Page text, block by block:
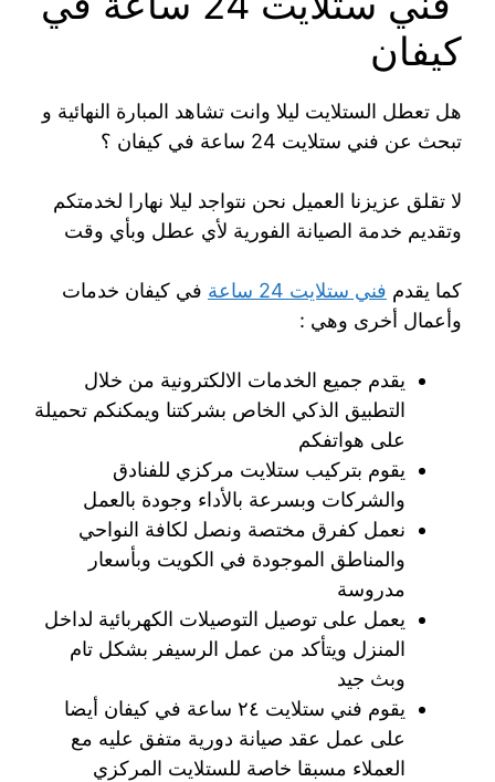
كيفان
هل تعطل الستلايت ليلا وانت تشاهد المبارة النهائية و
تبحث عن فني ستلايت 24 ساعة في كيفان ؟
لا تقلق عزيزنا العميل نحن نتواجد ليلا نهارا لخدمتكم
وتقديم خدمة الصيانة الفورية لأي عطل وبأي وقت
كما يقدم فني ستلايت 24 ساعة
في كيفان خدمات
وأعمال أخرى وهي :
يقدم جميع الخدمات الالكترونية من خلال
التطبيق الذكي الخاص بشركتنا ويمكنكم تحميلة
على هواتفكم
يقوم بتركيب ستلايت مركزي للفنادق
والشركات وبسرعة بالأداء وجودة بالعمل
نعمل كفرق مختصة ونصل لكافة النواحي
والمناطق الموجودة في الكويت وبأسعار
مدروسة
يعمل على توصيل التوصيلات الكهربائية لداخل
المنزل ويتأكد من عمل الرسيفر بشكل تام
وبث جيد
يقوم فني ستلايت ٢٤ ساعة في كيفان أيضا
على عمل عقد صيانة دورية متفق عليه مع
العملاء مسبقا خاصة للستلايت المركزي